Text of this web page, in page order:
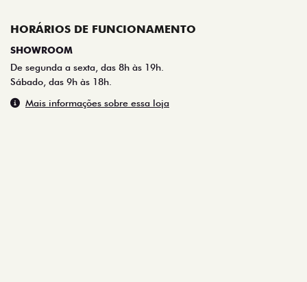
HORÁRIOS DE FUNCIONAMENTO
SHOWROOM
De segunda a sexta, das 8h às 19h.
Sábado, das 9h às 18h.
Mais informações sobre essa loja